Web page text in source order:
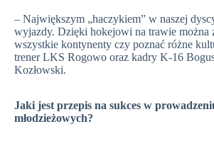
– Największym „haczykiem” w naszej
wyjazdy. Dzięki hokejowi na trawie można
wszystkie kontynenty czy poznać różne
trener LKS Rogowo oraz kadry K-16
Kozłowski.
Jaki jest przepis na sukces w
młodzieżowych?